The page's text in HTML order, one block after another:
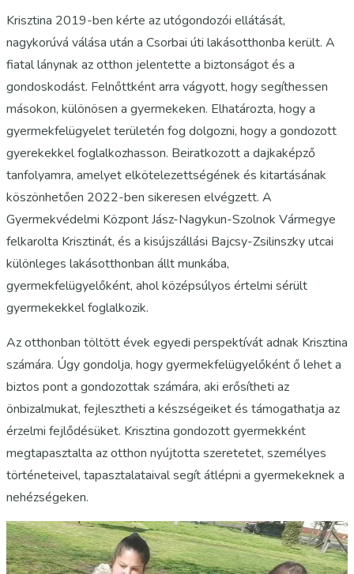
Krisztina 2019-ben kérte az utógondozói ellátását,
nagykorúvá válása után a Csorbai úti lakásotthonba került. A
fiatal lánynak az otthon jelentette a biztonságot és a
gondoskodást. Felnőttként arra vágyott, hogy segíthessen
másokon, különösen a gyermekeken. Elhatározta, hogy a
gyermekfelügyelet területén fog dolgozni, hogy a gondozott
gyerekekkel foglalkozhasson. Beiratkozott a dajkaképző
tanfolyamra, amelyet elkötelezettségének és kitartásának
köszönhetően 2022-ben sikeresen elvégzett. A
Gyermekvédelmi Központ Jász-Nagykun-Szolnok Vármegye
felkarolta Krisztinát, és a kisújszállási Bajcsy-Zsilinszky utcai
különleges lakásotthonban állt munkába,
gyermekfelügyelőként, ahol középsúlyos értelmi sérült
gyermekekkel foglalkozik.
Az otthonban töltött évek egyedi perspektívát adnak Krisztina
számára. Úgy gondolja, hogy gyermekfelügyelőként ő lehet a
biztos pont a gondozottak számára, aki erősítheti az
önbizalmukat, fejlesztheti a készségeiket és támogathatja az
érzelmi fejlődésüket. Krisztina gondozott gyermekként
megtapasztalta az otthon nyújtotta szeretetet, személyes
történeteivel, tapasztalataival segít átlépni a gyermekeknek a
nehézségeken.